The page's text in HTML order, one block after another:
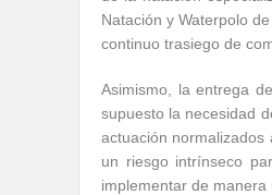
Natación y Waterpolo
continuo trasiego de
Asimismo, la entrega
supuesto la necesidad
actuación normalizados
un riesgo intrínseco
implementar de